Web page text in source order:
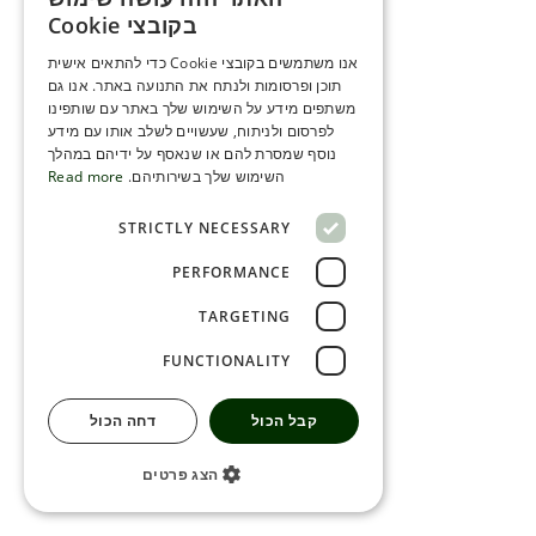
ENGLISH
SERBIA
HEBREW
RUSSIAN
SERBIAN-2
בקובצי Cookie
אנו משתמשים בקובצי Cookie כדי להתאים אישית
תוכן ופרסומות ולנתח את התנועה באתר. אנו גם
משתפים מידע על השימוש שלך באתר עם שותפינו
לפרסום ולניתוח, שעשויים לשלב אותו עם מידע
נוסף שמסרת להם או שנאסף על ידיהם במהלך
השימוש שלך בשירותיהם. Read more
STRICTLY NECESSARY
PERFORMANCE
TARGETING
FUNCTIONALITY
קבל הכול דחה הכול
הצג פרטים